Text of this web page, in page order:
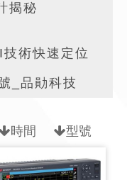
揭秘
術快速定位
_品勛科技
時間 型號